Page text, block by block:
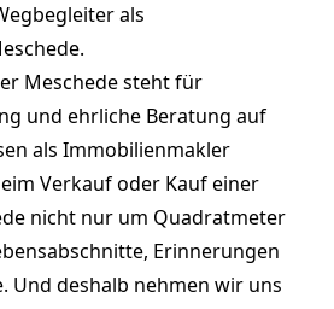
als
Meschede steht für
und ehrliche Beratung auf
als Immobilienmakler
Verkauf oder Kauf einer
nicht nur um Quadratmeter
Erinnerungen
Und deshalb nehmen wir uns